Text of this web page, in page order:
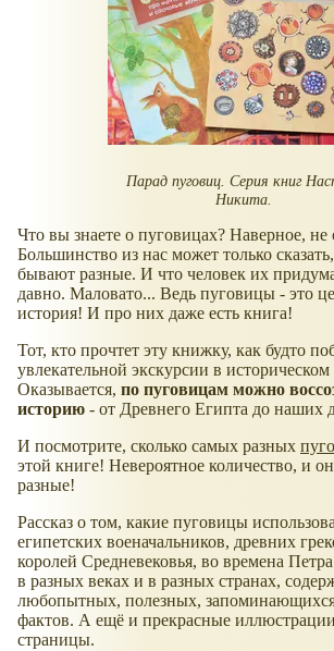
Парад пуговиц. Серия книг
Никита.
Что вы знаете о пуговицах? Наверное, не
Большинство из нас может только
бывают разные. И что человек их
давно. Маловато... Ведь пуговицы - это
история! И про них даже есть книга!
Тот, кто прочтет эту книжку, как будто
увлекательной экскурсии в историческом
Оказывается, по пуговицам можно
историю - от Древнего Египта до наших
И посмотрите, сколько самых разных
этой книге! Невероятное количество, и
разные!
Рассказ о том, какие пуговицы
египетских военачальников, древних
королей Средневековья, во времена
в разных веках и в разных странах,
любопытных, полезных,
фактов. А ещё и прекрасные
страницы.